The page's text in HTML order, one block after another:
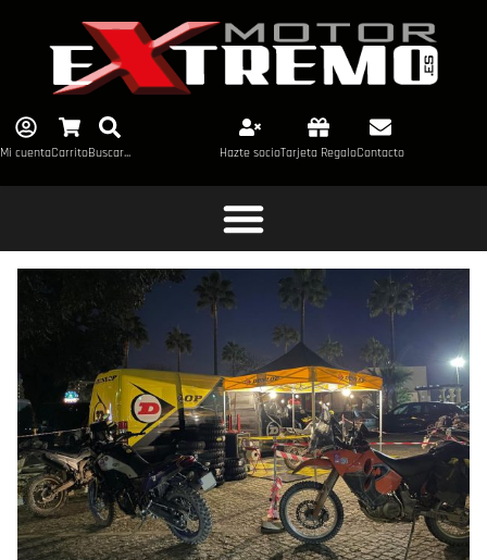
Mi cuentaCarritoBuscar... Hazte socioTarjeta RegaloContacto